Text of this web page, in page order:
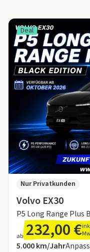
Deal
Volvo EX30
P5 Long Range Plus
Nur Privatkunden
ab 232,00 €
Angebotsdetails:
Inklusive
5.000 km/Jahr